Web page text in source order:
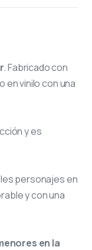
. Fabricado con
en vinilo con una
y es
personajes en
y con una
en la